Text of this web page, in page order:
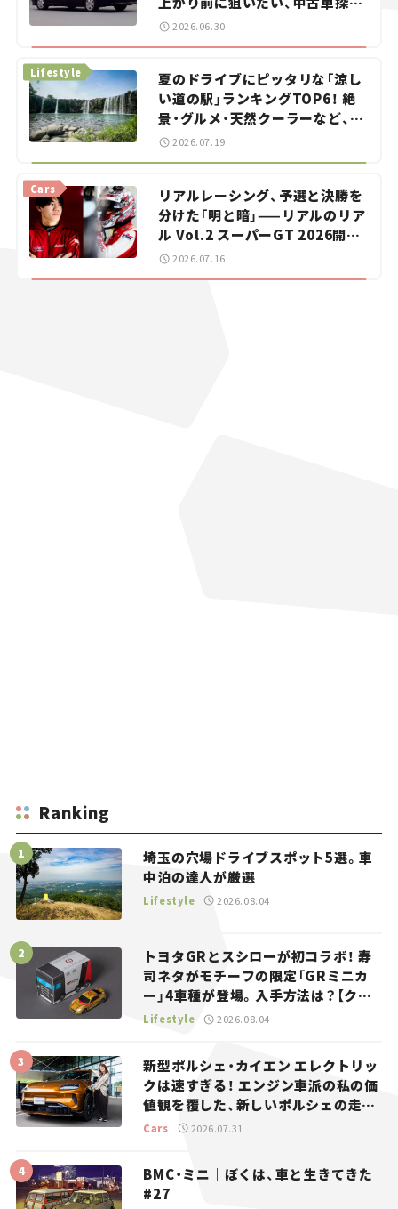
をお手伝い――ちょっとイケてるマ
2026.06.30
夏のドライブにピッタリな「涼し
い道の駅」ランキングTOP6！ 絶
景・グルメ・天然クーラーなど、避
暑におすすめのスポットを紹介
Lifestyle
2026.07.19
リアルレーシング、予選と決勝を
分けた「明と暗」——リアルのリア
ル Vol.2 スーパーGT 2026開幕
戦 岡山国際サーキット
Cars
2026.07.16
Ranking
埼玉の穴場ドライブスポット5選。車
中泊の達人が厳選
Lifestyle 2026.08.04
トヨタGRとスシローが初コラボ！ 寿
司ネタがモチーフの限定「GRミニカ
ー」4車種が登場。入手方法は？【クル
マとホビー】
Lifestyle 2026.08.04
新型ポルシェ・カイエン エレクトリッ
クは速すぎる！ エンジン車派の私の価
値観を覆した、新しいポルシェの走
り。
Cars 2026.07.31
BMC・ミニ｜ぼくは、車と生きてきた
#27